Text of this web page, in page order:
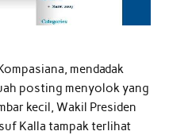
mendadak
posting menyolok yang
kecil, Wakil Presiden
Kalla tampak terlihat